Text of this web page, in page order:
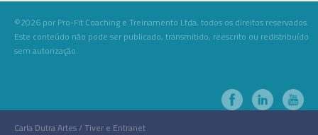
©2026 por Pro-Fit Coaching e Treinamento Ltda, todos os direitos reservados.
Este conteúdo não pode ser publicado, transmitido, reescrito ou redistribuído
sem autorização.
Carla Dutra Artes / Tiver e Entranet